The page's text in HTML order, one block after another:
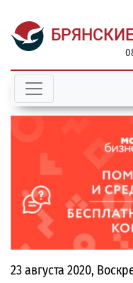
23 августа 2020,